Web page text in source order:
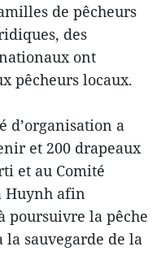
de pêcheurs
des
ont
pêcheurs locaux.
d’organisation a
et 200 drapeaux
et au Comité
Huynh afin
poursuivre la pêche
sauvegarde de la